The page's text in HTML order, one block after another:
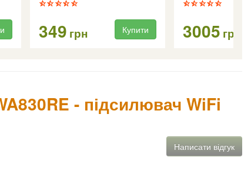
349 грн Купити 3005 грн
- підсилювач WiFi
Написати відгук